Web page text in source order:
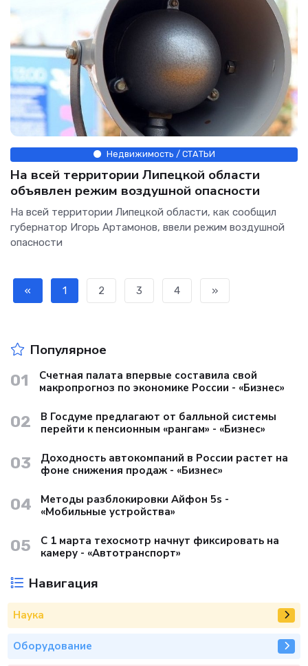
Недвижимость / СТАТЬИ
На всей территории Липецкой области
объявлен режим воздушной опасности
На всей территории Липецкой области, как сообщил
губернатор Игорь Артамонов, ввели режим воздушной
опасности
« 1 2 3 4 »
Популярное
01
Счетная палата впервые составила свой
макропрогноз по экономике России - «Бизнес»
02
В Госдуме предлагают от балльной системы
перейти к пенсионным «рангам» - «Бизнес»
03
Доходность автокомпаний в России растет на
фоне снижения продаж - «Бизнес»
04
Методы разблокировки Айфон 5s -
«Мобильные устройства»
05
С 1 марта техосмотр начнут фиксировать на
камеру - «Автотранспорт»
Навигация
Наука
Оборудование